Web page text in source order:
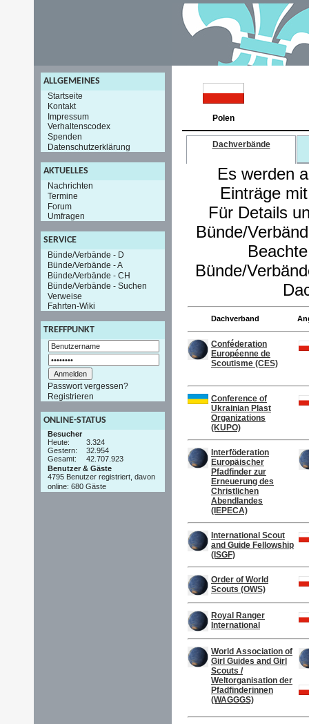
ALLGEMEINES
Startseite
Kontakt
Impressum
Verhaltenscodex
Spenden
Datenschutzerklärung
AKTUELLES
Nachrichten
Termine
Forum
Umfragen
SERVICE
Bünde/Verbände - D
Bünde/Verbände - A
Bünde/Verbände - CH
Bünde/Verbände - Suchen
Verweise
Fahrten-Wiki
TREFFPUNKT
Passwort vergessen?
Registrieren
ONLINE-STATUS
Besucher
Heute:
3.324
Gestern:
32.954
Gesamt:
42.707.923
Benutzer & Gäste
4795 Benutzer registriert, davon
online: 680 Gäste
Polen
Dachverbände
Es werden
Einträge
Für Details
Bünde/
Bünde/
Dachverband
Conféderation
Européenne de
Scoutisme (CES)
Conference of
Ukrainian Plast
Organizations
(KUPO)
Interföderation
Europäischer
Pfadfinder zur
Erneuerung des
Christlichen
Abendlandes
(IEPECA)
International Scout
and Guide Fellowship
(ISGF)
Order of World
Scouts (OWS)
Royal Ranger
International
World Association of
Girl Guides and Girl
Scouts /
Weltorganisation der
Pfadfinderinnen
(WAGGGS)